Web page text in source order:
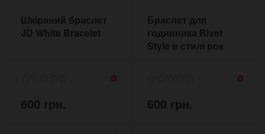
Шкіряний браслет
JD White Bracelet
600 грн.
Браслет для
годинника Rivet
Style в стилі рок
600 грн.